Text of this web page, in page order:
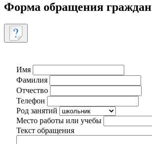
Форма обращения граждан
Имя
Фамилия
Отчество
Телефон
Род занятий
Место работы или учебы
Текст обращения